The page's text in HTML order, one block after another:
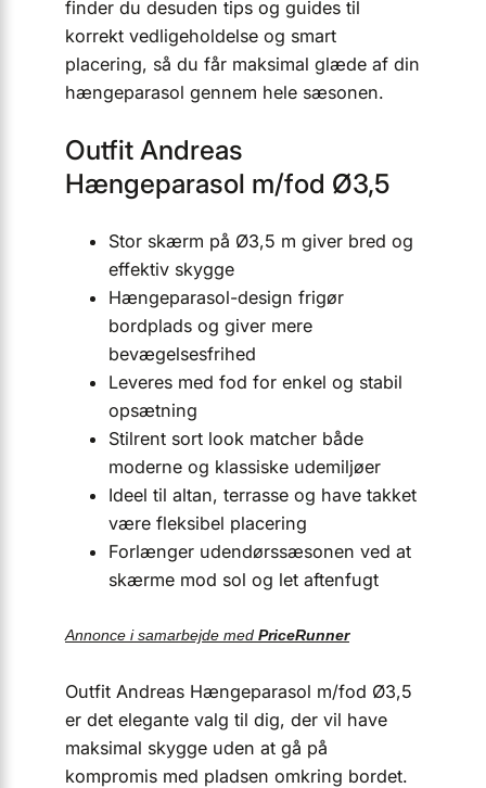
finder du desuden tips og guides til
korrekt vedligeholdelse og smart
placering, så du får maksimal glæde af din
hængeparasol gennem hele sæsonen.
Outfit Andreas
Hængeparasol m/fod Ø3,5
Stor skærm på Ø3,5 m giver bred og
effektiv skygge
Hængeparasol-design frigør
bordplads og giver mere
bevægelsesfrihed
Leveres med fod for enkel og stabil
opsætning
Stilrent sort look matcher både
moderne og klassiske udemiljøer
Ideel til altan, terrasse og have takket
være fleksibel placering
Forlænger udendørssæsonen ved at
skærme mod sol og let aftenfugt
Annonce i samarbejde med PriceRunner
Outfit Andreas Hængeparasol m/fod Ø3,5
er det elegante valg til dig, der vil have
maksimal skygge uden at gå på
kompromis med pladsen omkring bordet.